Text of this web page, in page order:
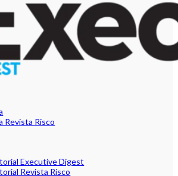
Revista Risco
Executive Digest
Revista Risco